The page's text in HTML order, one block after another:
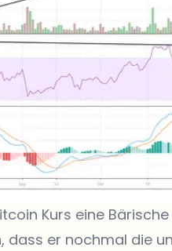
Kurs eine
dass er nochmal die